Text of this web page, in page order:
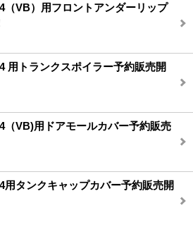
（VB）用フロントアンダーリップ
用トランクスポイラー予約販売開
（VB)用ドアモールカバー予約販売
用タンクキャップカバー予約販売開